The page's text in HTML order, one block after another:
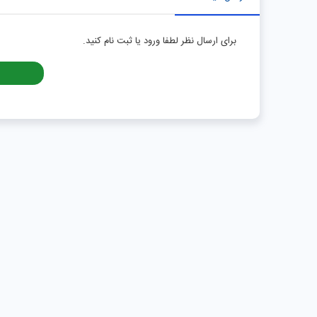
برای ارسال نظر لطفا ورود یا ثبت نام کنید.